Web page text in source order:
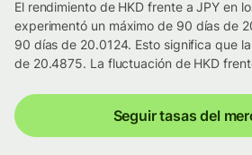
El rendimiento de HKD frente a JPY en
experimentó un máximo de 90 días de
90 días de 20.0124. Esto significa que
de 20.4875. La fluctuación de HKD
Seguir tasas del